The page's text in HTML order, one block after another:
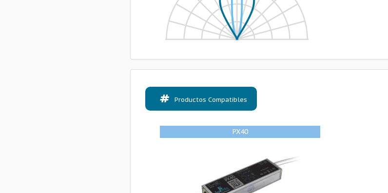
Productos Compatibles
PX40